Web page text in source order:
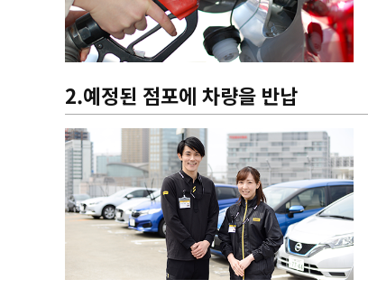
2.예정된 점포에 차량을 반납